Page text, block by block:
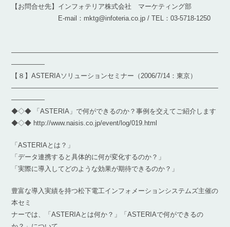
【お問合せ先】インフォテリア株式会社 マーケティング部
E-mail：mktg@infoteria.co.jp / TEL：03-5718-1250
―――――――――――――――――――――――――――――――
―――――
【８】ASTERIAソリューションセミナー（2006/7/14：東京）
―――――――――――――――――――――――――――――――
―――――
◆◇◆ 「ASTERIA」で何ができるのか？事例を交えてご紹介します
◆◇◆ http://www.naisis.co.jp/event/log/019.html
「ASTERIAとは？」
「データ連携すると具体的に何が変化するのか？」
「実際に導入してどのような効果が期待できるのか？」
豊富な導入実績を持つ松下電工インフォメーションシステムズ主催の
本セミ
ナーでは、「ASTERIAとは何か？」「ASTERIAで何ができるの